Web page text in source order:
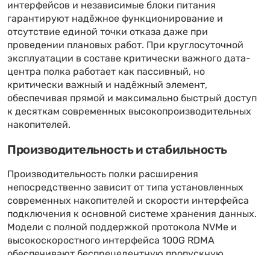
интерфейсов и независимые блоки питания
гарантируют надёжное функционирование и
отсутствие единой точки отказа даже при
проведении плановых работ. При круглосуточной
эксплуатации в составе критически важного дата-
центра полка работает как пассивный, но
критически важный и надёжный элемент,
обеспечивая прямой и максимально быстрый доступ
к десяткам современных высокопроизводительных
накопителей.
Производительность и стабильность
Производительность полки расширения
непосредственно зависит от типа установленных
современных накопителей и скорости интерфейса
подключения к основной системе хранения данных.
Модели с полной поддержкой протокола NVMe и
высокоскоростного интерфейса 100G RDMA